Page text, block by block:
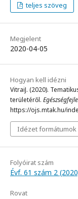
teljes szöveg
Megjelent
2020-04-05
Hogyan kell idézni
VitraiJ. (2020).
területéről.
https://ojs.mtak.hu/
Idézet formátumok
Folyóirat szám
Évf. 61 szám 2
Rovat